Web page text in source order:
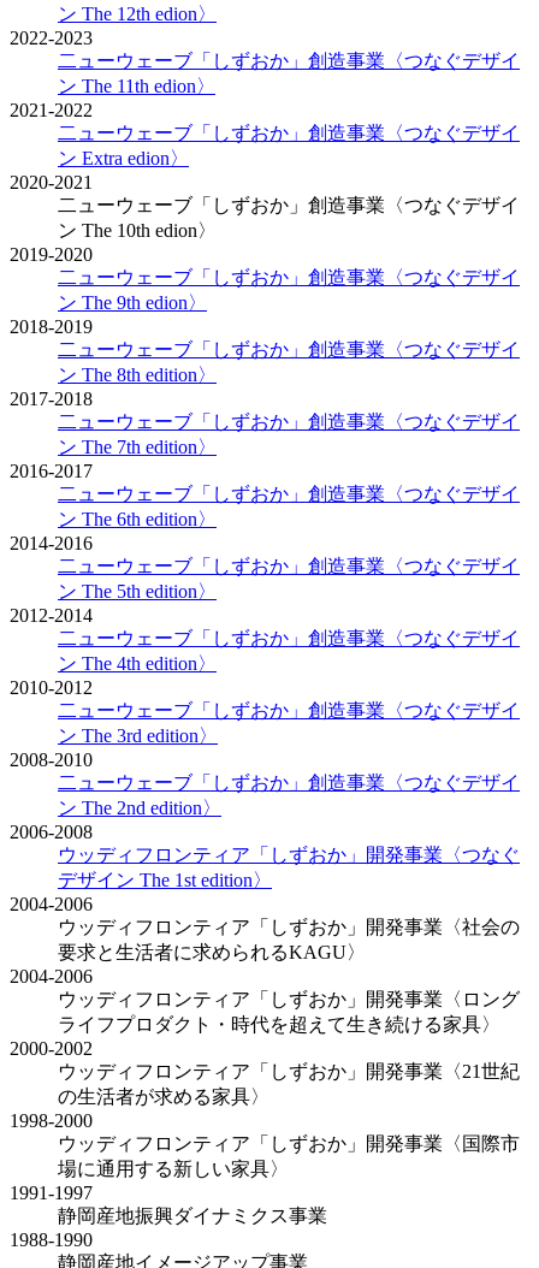
ン The 12th edion〉
2022-2023
二ューウェーブ「しずおか」創造事業 〈つなぐデザイ
ン The 11th edion〉
2021-2022
二ューウェーブ「しずおか」創造事業 〈つなぐデザイ
ン Extra edion〉
2020-2021
二ューウェーブ「しずおか」創造事業 〈つなぐデザイ
ン The 10th edion〉
2019-2020
二ューウェーブ「しずおか」創造事業 〈つなぐデザイ
ン The 9th edion〉
2018-2019
二ューウェーブ「しずおか」創造事業 〈つなぐデザイ
ン The 8th edition〉
2017-2018
二ューウェーブ「しずおか」創造事業 〈つなぐデザイ
ン The 7th edition〉
2016-2017
二ューウェーブ「しずおか」創造事業 〈つなぐデザイ
ン The 6th edition〉
2014-2016
二ューウェーブ「しずおか」創造事業 〈つなぐデザイ
ン The 5th edition〉
2012-2014
二ューウェーブ「しずおか」創造事業 〈つなぐデザイ
ン The 4th edition〉
2010-2012
二ューウェーブ「しずおか」創造事業 〈つなぐデザイ
ン The 3rd edition〉
2008-2010
二ューウェーブ「しずおか」創造事業 〈つなぐデザイ
ン The 2nd edition〉
2006-2008
ウッディフロンティア「しずおか」開発事業 〈つなぐ
デザイン The 1st edition〉
2004-2006
ウッディフロンティア「しずおか」開発事業 〈社会の
要求と生活者に求められるKAGU〉
2004-2006
ウッディフロンティア「しずおか」開発事業 〈ロング
ライフプロダクト・時代を超えて生き続ける家具〉
2000-2002
ウッディフロンティア「しずおか」開発事業 〈21世紀
の生活者が求める家具〉
1998-2000
ウッディフロンティア「しずおか」開発事業 〈国際市
場に通用する新しい家具〉
1991-1997
静岡産地振興ダイナミクス事業
1988-1990
静岡産地イメージアップ事業